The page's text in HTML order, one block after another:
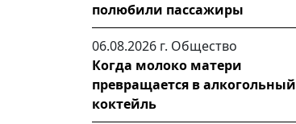
полюбили пассажиры
06.08.2026 г. Общество
Когда молоко матери
превращается в алкогольный
коктейль